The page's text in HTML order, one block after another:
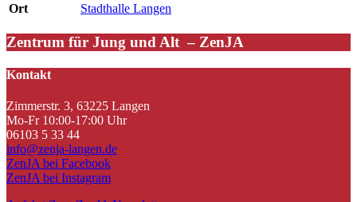
Ort
Stadthalle Langen
Zentrum für Jung und Alt – ZenJA
Kontakt
Zimmerstr. 3, 63225 Langen
Mo-Fr 10:00-17:00 Uhr
06103 5 33 44
info@zenja-langen.de
ZenJA bei Facebook
ZenJA bei Instagram